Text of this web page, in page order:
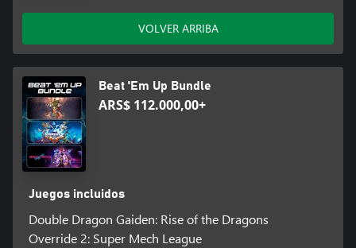
VOLVER ARRIBA
Beat 'Em Up Bundle
ARS$ 112.000,00+
Juegos incluidos
Double Dragon Gaiden: Rise of the Dragons
Override 2: Super Mech League